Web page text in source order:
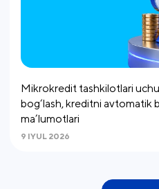
Mikrokredit tashkilotlari
bog‘lash, kreditni avtomatik
ma’lumotlari
9 IYUL 2026